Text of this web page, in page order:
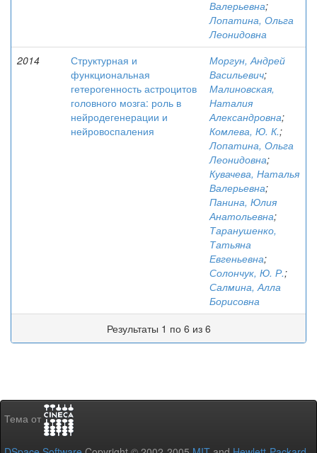
Валерьевна;
Лопатина, Ольга
Леонидовна
2014
Структурная и
функциональная
гетерогенность астроцитов
головного мозга: роль в
нейродегенерации и
нейровоспаления
Моргун, Андрей
Васильевич;
Малиновская,
Наталия
Александровна;
Комлева, Ю. К.;
Лопатина, Ольга
Леонидовна;
Кувачева, Наталья
Валерьевна;
Панина, Юлия
Анатольевна;
Таранушенко,
Татьяна
Евгеньевна;
Солончук, Ю. Р.;
Салмина, Алла
Борисовна
Результаты 1 по 6 из 6
Тема от